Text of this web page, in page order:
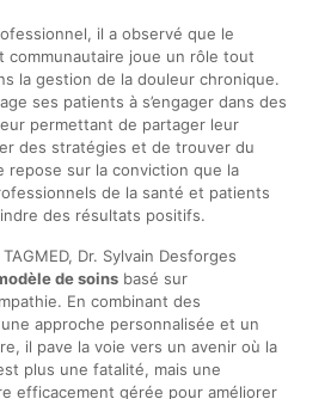
il a observé que le
communautaire joue un rôle tout
la gestion de la douleur chronique.
ses patients à s’engager dans des
permettant de partager leur
des stratégies et de trouver du
repose sur la conviction que la
de la santé et patients
des résultats positifs.
Dr. Sylvain Desforges
de soinsbasé sur
En combinant des
approche personnalisée et un
il pave la voie vers un avenir où la
plus une fatalité, mais une
efficacement gérée pour améliorer